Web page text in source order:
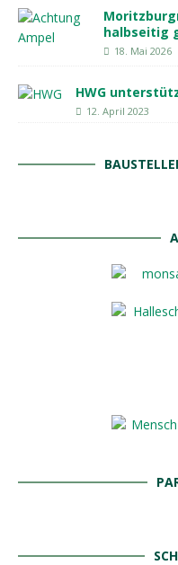
halbseitig
18. Mai 2026
HWG
12. April 2023